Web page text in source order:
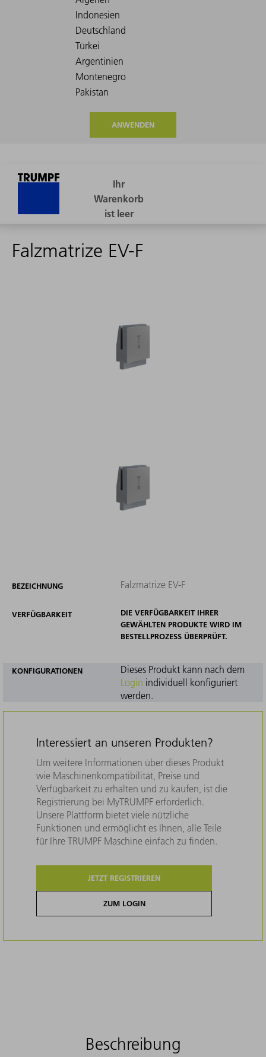
ANWENDEN
Falzmatrize EV-F
BEZEICHNUNG Falzmatrize EV-F
VERFÜGBARKEIT
DIE VERFÜGBARKEIT IHRER
GEWÄHLTEN PRODUKTE WIRD IM
BESTELLPROZESS ÜBERPRÜFT.
KONFIGURATIONEN
Dieses Produkt kann nach dem
Login individuell konfiguriert
werden.
Interessiert an unseren Produkten?
Um weitere Informationen über dieses Produkt
wie Maschinenkompatibilität, Preise und
Verfügbarkeit zu erhalten und zu kaufen, ist die
Registrierung bei MyTRUMPF erforderlich.
Unsere Plattform bietet viele nützliche
Funktionen und ermöglicht es Ihnen, alle Teile
für Ihre TRUMPF Maschine einfach zu finden.
JETZT REGISTRIEREN
ZUM LOGIN
Beschreibung